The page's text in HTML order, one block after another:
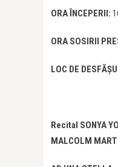
ORA ÎNCEPERII:
ORA SOSIRII
LOC DE
Recital SONYA
MALCOLM